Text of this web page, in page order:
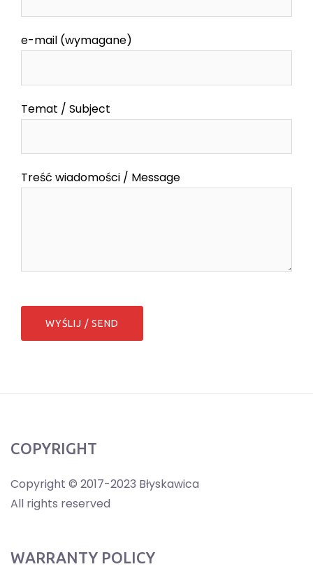
e-mail (wymagane)
Temat / Subject
Treść wiadomości / Message
COPYRIGHT
Copyright © 2017-2023 Błyskawica
All rights reserved
WARRANTY POLICY